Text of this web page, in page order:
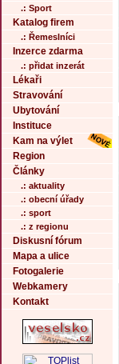
.: Sport
Katalog firem
.: Řemeslníci
Inzerce zdarma
.: přidat inzerát
Lékaři
Stravování
Ubytování
Instituce
Kam na výlet
Region
Články
.: aktuality
.: obecní úřady
.: sport
.: z regionu
Diskusní fórum
Mapa a ulice
Fotogalerie
Webkamery
Kontakt